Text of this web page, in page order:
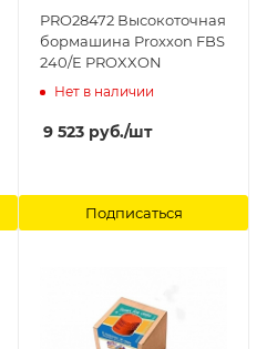
PRO28472 Высокоточная
бормашина Proxxon FBS
240/E PROXXON
Нет в наличии
9 523 руб./шт
Подписаться